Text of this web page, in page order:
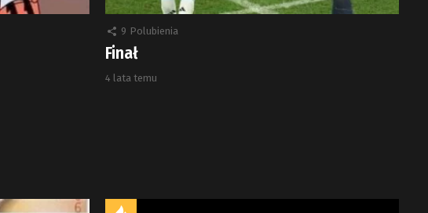
9 Polubienia
Finał
4 lata temu